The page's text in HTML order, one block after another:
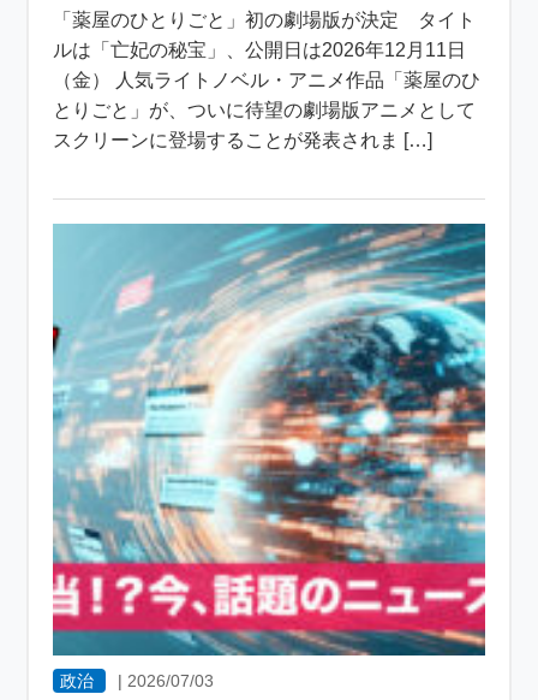
「薬屋のひとりごと」初の劇場版が決定 タイト
ルは「亡妃の秘宝」、公開日は2026年12月11日
（金） 人気ライトノベル・アニメ作品「薬屋のひ
とりごと」が、ついに待望の劇場版アニメとして
スクリーンに登場することが発表されま […]
政治 |2026/07/03